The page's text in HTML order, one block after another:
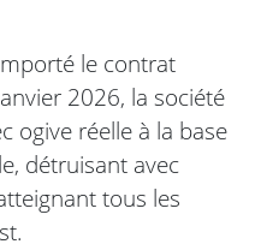
le contrat
2026, la société
ogive réelle à la base
détruisant avec
tous les